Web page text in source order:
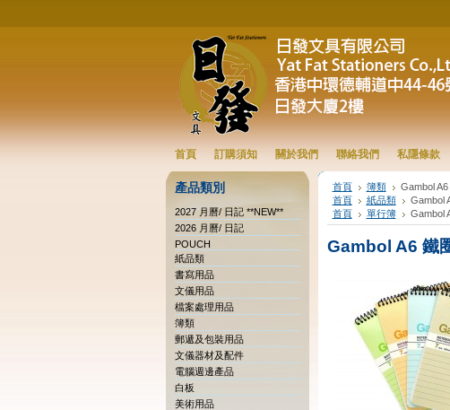
首頁 訂購須知 關於我們 聯絡我們 私隱條款
產品類別
2027 月曆/ 日記 **NEW**
2026 月曆/ 日記
POUCH
紙品類
書寫用品
文儀用品
檔案處理用品
簿類
郵遞及包裝用品
文儀器材及配件
電腦週邊產品
白板
美術用品
首頁 簿類
Gambol
首頁
紙品類
Gambol
首頁
單行簿 Gambol
Gambol A6 鐵